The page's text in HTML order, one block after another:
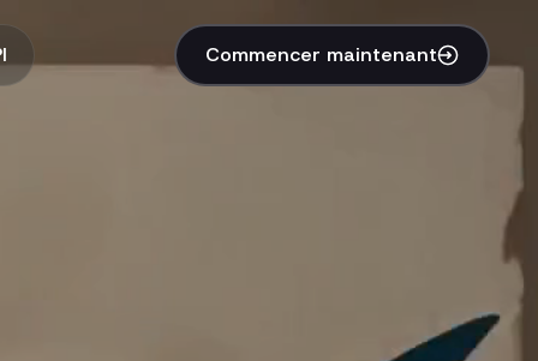
Commencer maintenant